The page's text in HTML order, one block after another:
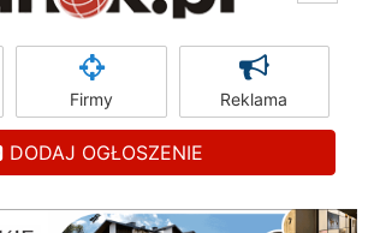
Firmy Reklama
DODAJ OGŁOSZENIE